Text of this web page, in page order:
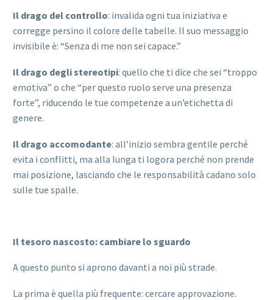
Il drago del controllo: invalida ogni tua iniziativa e
corregge persino il colore delle tabelle. Il suo messaggio
invisibile è: “Senza di me non sei capace.”
Il drago degli stereotipi: quello che ti dice che sei “troppo
emotiva” o che “per questo ruolo serve una presenza
forte”, riducendo le tue competenze a un’etichetta di
genere.
Il drago accomodante: all’inizio sembra gentile perché
evita i conflitti, ma alla lunga ti logora perché non prende
mai posizione, lasciando che le responsabilità cadano solo
sulle tue spalle.
Il tesoro nascosto: cambiare lo sguardo
A questo punto si aprono davanti a noi più strade.
La prima è quella più frequente: cercare approvazione.